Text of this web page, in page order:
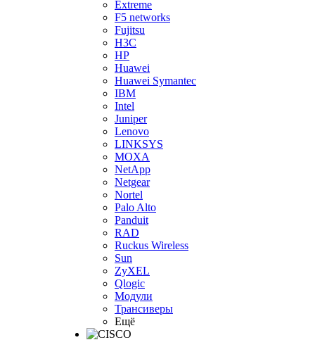
Extreme
F5 networks
Fujitsu
H3С
HP
Huawei
Huawei Symantec
IBM
Intel
Juniper
Lenovo
LINKSYS
MOXA
NetApp
Netgear
Nortel
Palo Alto
Panduit
RAD
Ruckus Wireless
Sun
ZyXEL
Qlogic
Модули
Трансиверы
Ещё